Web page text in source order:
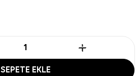
SEPETE EKLE